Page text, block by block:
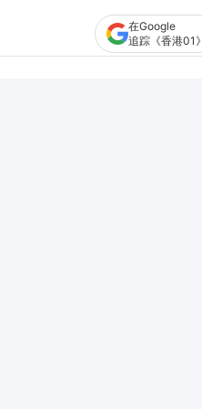
在Google
追踪《香港01》